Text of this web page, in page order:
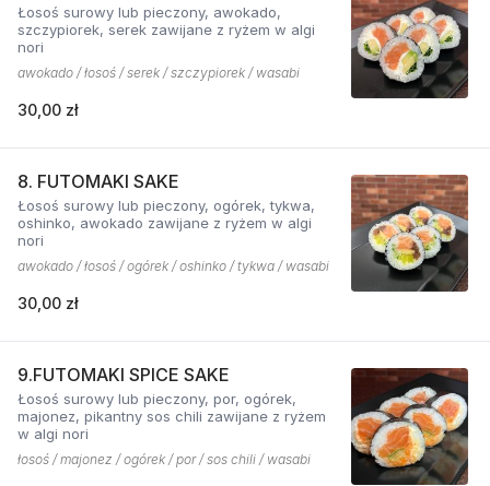
Łosoś surowy lub pieczony, awokado,
szczypiorek, serek zawijane z ryżem w algi
nori
awokado / łosoś / serek / szczypiorek / wasabi
30,00 zł
8. FUTOMAKI SAKE
Łosoś surowy lub pieczony, ogórek, tykwa,
oshinko, awokado zawijane z ryżem w algi
nori
awokado / łosoś / ogórek / oshinko / tykwa / wasabi
30,00 zł
9.FUTOMAKI SPICE SAKE
Łosoś surowy lub pieczony, por, ogórek,
majonez, pikantny sos chili zawijane z ryżem
w algi nori
łosoś / majonez / ogórek / por / sos chili / wasabi